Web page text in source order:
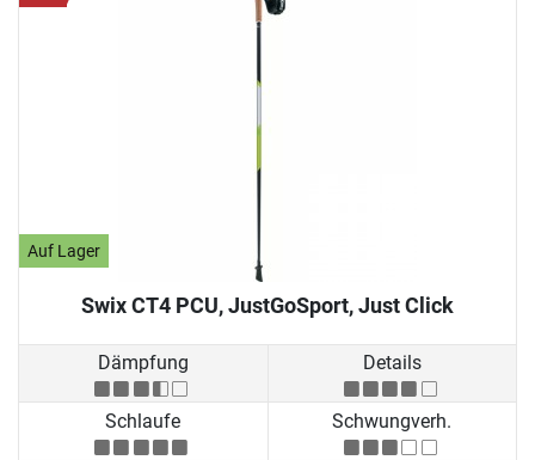
Auf Lager
Swix CT4 PCU, JustGoSport, Just Click
Dämpfung Details
Schlaufe Schwungverh.